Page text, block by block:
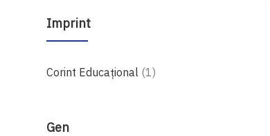
Imprint
Corint Educaţional 1produs
Gen